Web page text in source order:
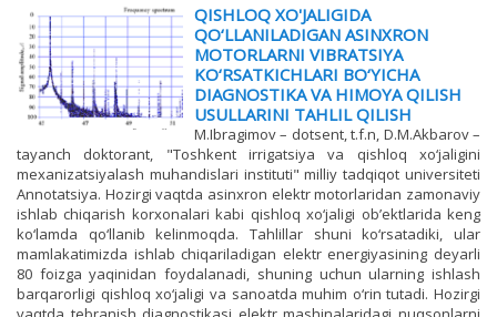
QISHLOQ XO'JALIGIDA
QO‘LLANILADIGAN ASINXRON
MOTORLARNI VIBRATSIYA
KO‘RSATKICHLARI BO‘YICHA
DIAGNOSTIKA VA HIMOYA QILISH
USULLARINI TAHLIL QILISH
M.Ibragimov – dotsent, t.f.n, D.M.Akbarov –
tayanch doktorant, "Toshkent irrigatsiya va qishloq xo‘jaligini
mexanizatsiyalash muhandislari instituti" milliy tadqiqot universiteti
Annotatsiya. Hozirgi vaqtda asinxron elektr motorlaridan zamonaviy
ishlab chiqarish korxonalari kabi qishloq xo‘jaligi ob’ektlarida keng
ko‘lamda qo‘llanib kelinmoqda. Tahlillar shuni ko‘rsatadiki, ular
mamlakatimizda ishlab chiqariladigan elektr energiyasining deyarli
80 foizga yaqinidan foydalanadi, shuning uchun ularning ishlash
barqarorligi qishloq xo‘jaligi va sanoatda muhim o‘rin tutadi. Hozirgi